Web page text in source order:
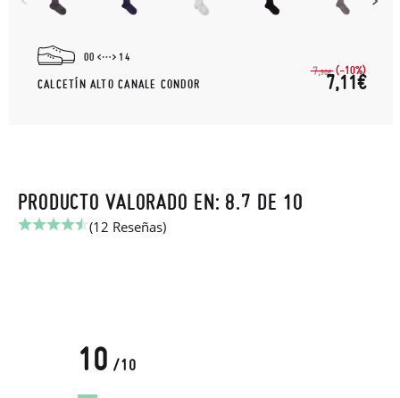
00 14
CALCETÍN ALTO CANALE CONDOR
7,90€ (-10%)
7,11€
PRODUCTO VALORADO EN: 8.7 DE 10
(12 Reseñas)
10 /10